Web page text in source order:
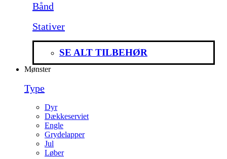
Bånd
Stativer
SE ALT TILBEHØR
Mønster
Type
Dyr
Dækkeserviet
Engle
Grydelapper
Jul
Løber